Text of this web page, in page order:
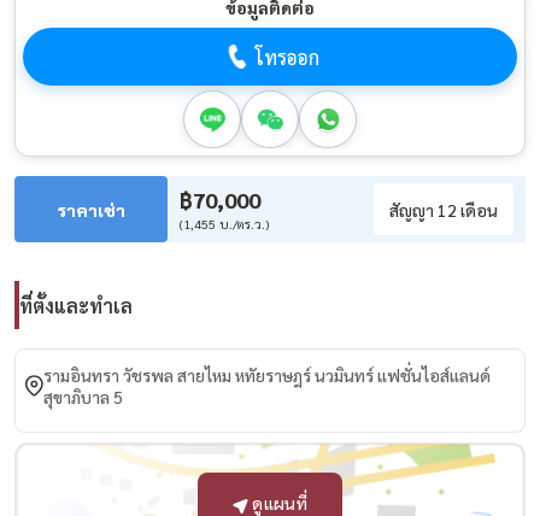
ข้อมูลติดต่อ
โทรออก
ราคาเช่า ฿70,000
(1,455 บ./ตร.ว.)
สัญญา 12 เดือน
ที่ตั้งและทำเล
รามอินทรา วัชรพล สายไหม หทัยราษฎร์ นวมินทร์ แฟชั่นไอส์แลนด์
สุขาภิบาล 5
ดูแผนที่